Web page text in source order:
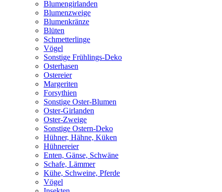
Blumengirlanden
Blumenzweige
Blumenkränze
Blüten
Schmetterlinge
Vögel
Sonstige Frühlings-Deko
Osterhasen
Ostereier
Margeriten
Forsythien
Sonstige Oster-Blumen
Oster-Girlanden
Oster-Zweige
Sonstige Ostern-Deko
Hühner, Hähne, Küken
Hühnereier
Enten, Gänse, Schwäne
Schafe, Lämmer
Kühe, Schweine, Pferde
Vögel